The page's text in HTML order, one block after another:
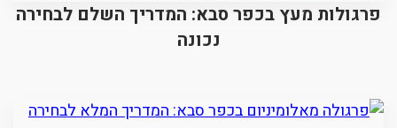
פרגולות מעץ בכפר סבא: המדריך השלם לבחירה
נכונה